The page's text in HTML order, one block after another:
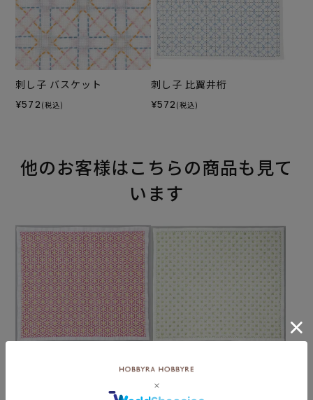
刺し子 バスケット
¥572 (税込)
刺し子 比翼井桁
¥572 (税込)
他のお客様はこちらの商品も見て
います
刺し子 米刺し
¥572